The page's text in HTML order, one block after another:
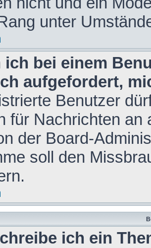
unter
ich bei einem
aufgefordert,
Benutzer
für Nachrichten
der Board-
soll den
ich ein